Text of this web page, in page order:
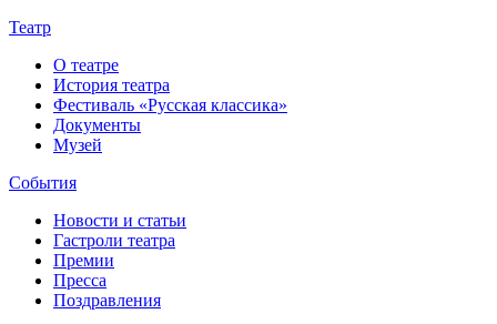
Театр
О театре
История театра
Фестиваль «Русская классика»
Документы
Музей
События
Новости и статьи
Гастроли театра
Премии
Пресса
Поздравления